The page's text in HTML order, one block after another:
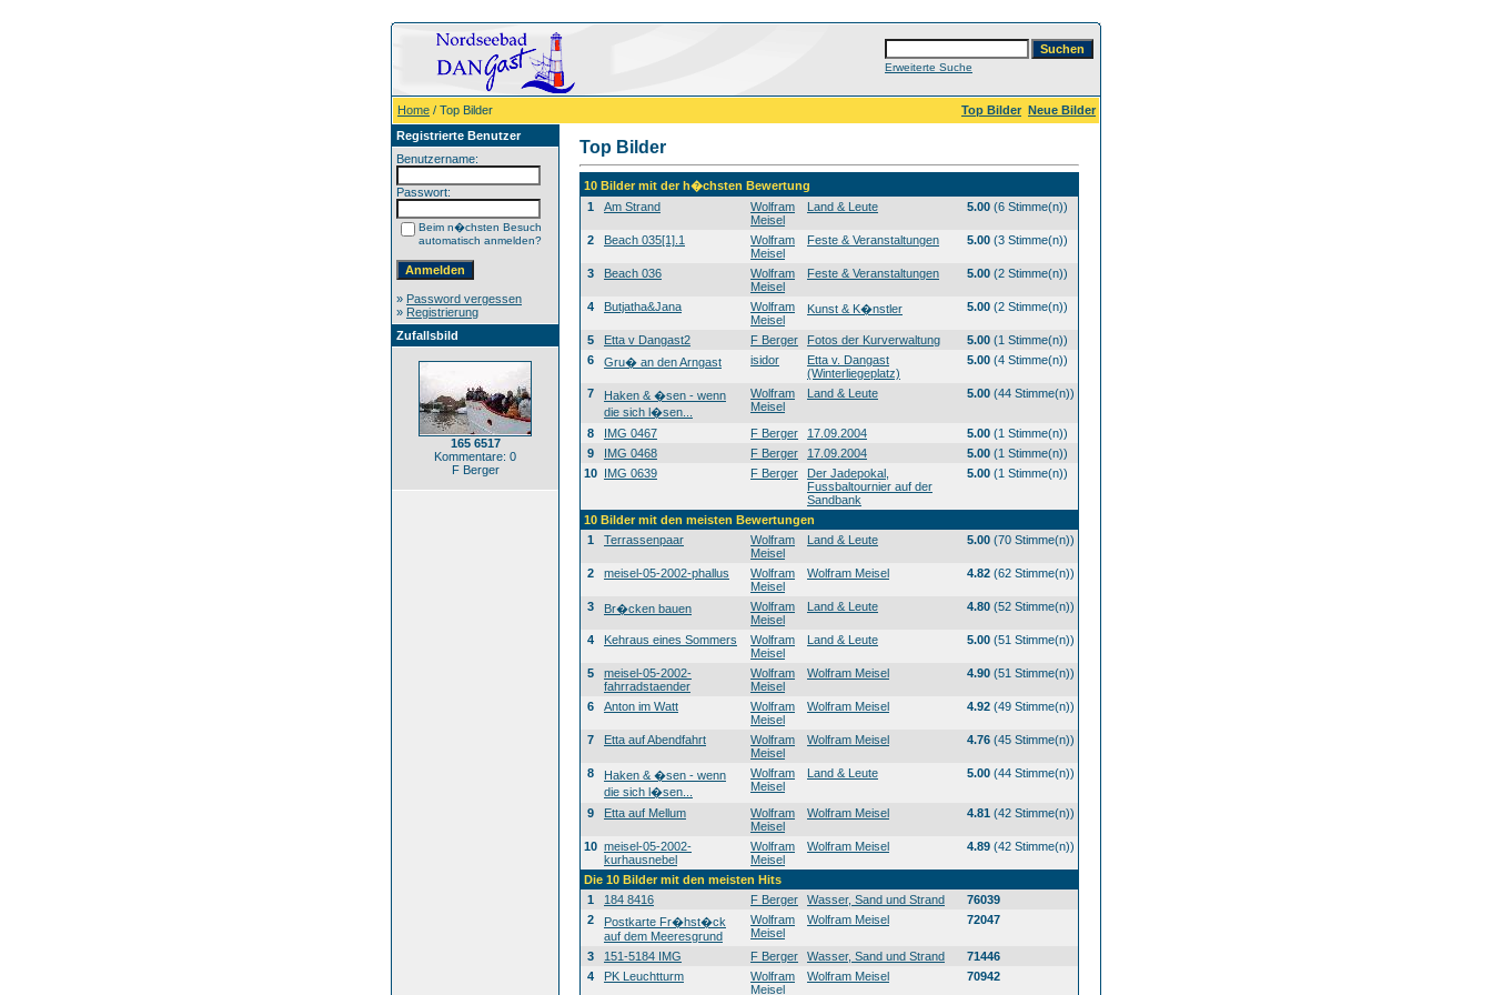
Erweiterte Suche
Home / Top Bilder Top Bilder Neue Bilder
Registrierte Benutzer
Benutzername:
Passwort:
Beim n�chsten Besuch
automatisch anmelden?
» Password vergessen
» Registrierung
Zufallsbild
165 6517
Kommentare: 0
F Berger
Top Bilder
10 Bilder mit der h�chsten Bewertung
1
Am Strand
Wolfram
Meisel
Land & Leute 5.00 (6 Stimme(n))
2 Beach 035[1].1
Wolfram
Meisel
Feste & Veranstaltungen 5.00 (3 Stimme(n))
3 Beach 036
Wolfram
Meisel
Feste & Veranstaltungen 5.00 (2 Stimme(n))
4 Butjatha&Jana
Wolfram
Meisel
Kunst & K�nstler 5.00 (2 Stimme(n))
5 Etta v Dangast2 F Berger Fotos der Kurverwaltung 5.00 (1 Stimme(n))
6
Gru� an den Arngast isidor
Etta v. Dangast
(Winterliegeplatz)
5.00 (4 Stimme(n))
7
Haken & �sen - wenn
die sich l�sen...
Wolfram
Meisel
Land & Leute 5.00 (44 Stimme(n))
8 IMG 0467 F Berger 17.09.2004 5.00 (1 Stimme(n))
9
IMG 0468 F Berger 17.09.2004 5.00 (1 Stimme(n))
10 IMG 0639 F Berger
Der Jadepokal,
Fussbaltournier auf der
Sandbank
5.00 (1 Stimme(n))
10 Bilder mit den meisten Bewertungen
1
Terrassenpaar
Wolfram
Meisel
Land & Leute 5.00 (70 Stimme(n))
2 meisel-05-2002-phallus
Wolfram
Meisel
Wolfram Meisel 4.82 (62 Stimme(n))
3 Br�cken bauen
Wolfram
Meisel
Land & Leute 4.80 (52 Stimme(n))
4 Kehraus eines Sommers
Wolfram
Meisel
Land & Leute 5.00 (51 Stimme(n))
5
meisel-05-2002-
fahrradstaender
Wolfram
Meisel
Wolfram Meisel 4.90 (51 Stimme(n))
6 Anton im Watt
Wolfram
Meisel
Wolfram Meisel 4.92 (49 Stimme(n))
7 Etta auf Abendfahrt
Wolfram
Meisel
Wolfram Meisel 4.76 (45 Stimme(n))
8
Haken & �sen - wenn
die sich l�sen...
Wolfram
Meisel
Land & Leute 5.00 (44 Stimme(n))
9 Etta auf Mellum
Wolfram
Meisel
Wolfram Meisel 4.81 (42 Stimme(n))
10 meisel-05-2002-
kurhausnebel
Wolfram
Meisel
Wolfram Meisel 4.89 (42 Stimme(n))
Die 10 Bilder mit den meisten Hits
1
184 8416 F Berger Wasser, Sand und Strand
76039
2
Postkarte Fr�hst�ck
auf dem Meeresgrund
Wolfram
Meisel
Wolfram Meisel 72047
3 151-5184 IMG F Berger Wasser, Sand und Strand
71446
4
PK Leuchtturm
Wolfram
Meisel
Wolfram Meisel 70942